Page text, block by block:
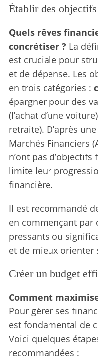
Établir des
Quels rêves
concrétiser ? La
est cruciale pour
et de dépense. Les
en trois catégories :
épargner pour des
(l’achat d’une
retraite). D’après
Marchés Financiers
n’ont pas
limite leur
financière.
Il est recommandé
en commençant par
pressants ou
et de mieux orienter
Créer un budget
Comment
Pour gérer ses
est fondamental de
Voici quelques
recommandées :